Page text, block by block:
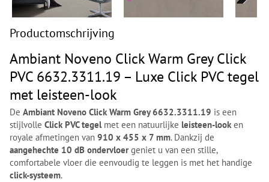
Next
Next
Productomschrijving
Ambiant Noveno Click Warm Grey Click
PVC 6632.3311.19 – Luxe Click PVC tegel
met leisteen-look
De Ambiant Noveno Click Warm Grey 6632.3311.19 is een
stijlvolle Click PVC tegelmet een natuurlijke leisteen-look en
royale afmetingen van 910 x 455 x 7 mm. Dankzij de
aangehechte 10 dB ondervloergeniet u van een stille,
comfortabele vloer die eenvoudig te leggen is met het handige
click-systeem.